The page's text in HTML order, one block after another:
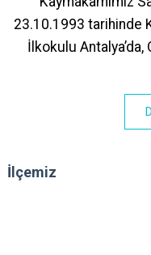
23.10.1993 tarihinde
İlkokulu
İlçemiz